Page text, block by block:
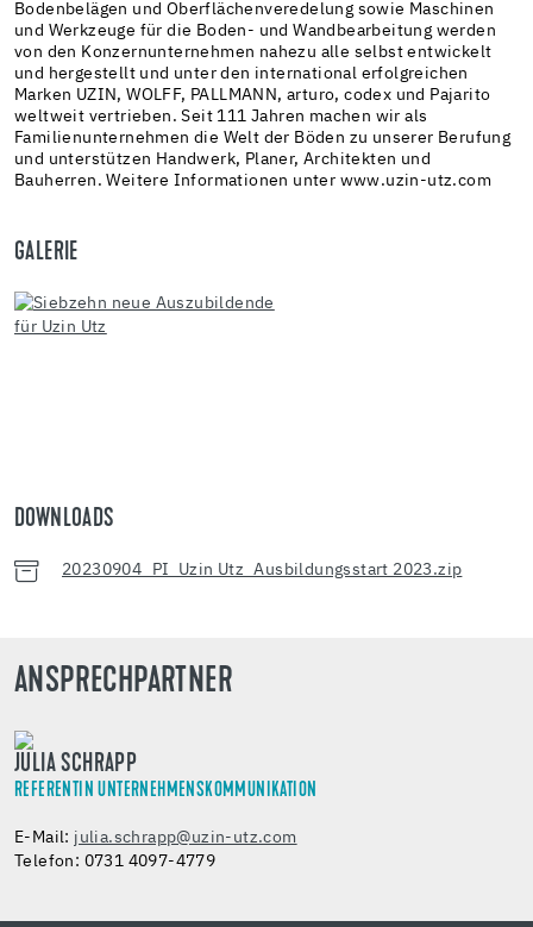
Bodenbelägen und Oberflächenveredelung sowie Maschinen
und Werkzeuge für die Boden- und Wandbearbeitung werden
von den Konzernunternehmen nahezu alle selbst entwickelt
und hergestellt und unter den international erfolgreichen
Marken UZIN, WOLFF, PALLMANN, arturo, codex und Pajarito
weltweit vertrieben. Seit 111 Jahren machen wir als
Familienunternehmen die Welt der Böden zu unserer Berufung
und unterstützen Handwerk, Planer, Architekten und
Bauherren. Weitere Informationen unter www.uzin-utz.com
GALERIE
DOWNLOADS
20230904_PI_Uzin Utz_Ausbildungsstart 2023.zip
ANSPRECHPARTNER
JULIA SCHRAPP
REFERENTIN UNTERNEHMENSKOMMUNIKATION
E-Mail: julia.schrapp@uzin-utz.com
Telefon: 0731 4097-4779